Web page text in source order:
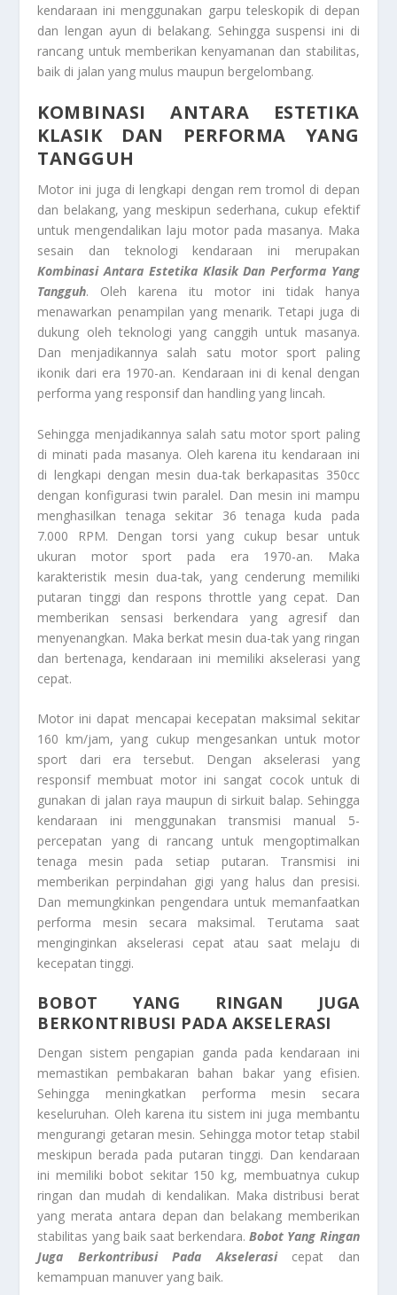
kendaraan ini menggunakan garpu teleskopik di depan
dan lengan ayun di belakang. Sehingga suspensi ini di
rancang untuk memberikan kenyamanan dan stabilitas,
baik di jalan yang mulus maupun bergelombang.
KOMBINASI ANTARA ESTETIKA
KLASIK DAN PERFORMA YANG
TANGGUH
Motor ini juga di lengkapi dengan rem tromol di depan
dan belakang, yang meskipun sederhana, cukup efektif
untuk mengendalikan laju motor pada masanya. Maka
sesain dan teknologi kendaraan ini merupakan
Kombinasi Antara Estetika Klasik Dan Performa Yang
Tangguh. Oleh karena itu motor ini tidak hanya
menawarkan penampilan yang menarik. Tetapi juga di
dukung oleh teknologi yang canggih untuk masanya.
Dan menjadikannya salah satu motor sport paling
ikonik dari era 1970-an. Kendaraan ini di kenal dengan
performa yang responsif dan handling yang lincah.
Sehingga menjadikannya salah satu motor sport paling
di minati pada masanya. Oleh karena itu kendaraan ini
di lengkapi dengan mesin dua-tak berkapasitas 350cc
dengan konfigurasi twin paralel. Dan mesin ini mampu
menghasilkan tenaga sekitar 36 tenaga kuda pada
7.000 RPM. Dengan torsi yang cukup besar untuk
ukuran motor sport pada era 1970-an. Maka
karakteristik mesin dua-tak, yang cenderung memiliki
putaran tinggi dan respons throttle yang cepat. Dan
memberikan sensasi berkendara yang agresif dan
menyenangkan. Maka berkat mesin dua-tak yang ringan
dan bertenaga, kendaraan ini memiliki akselerasi yang
cepat.
Motor ini dapat mencapai kecepatan maksimal sekitar
160 km/jam, yang cukup mengesankan untuk motor
sport dari era tersebut. Dengan akselerasi yang
responsif membuat motor ini sangat cocok untuk di
gunakan di jalan raya maupun di sirkuit balap. Sehingga
kendaraan ini menggunakan transmisi manual 5-
percepatan yang di rancang untuk mengoptimalkan
tenaga mesin pada setiap putaran. Transmisi ini
memberikan perpindahan gigi yang halus dan presisi.
Dan memungkinkan pengendara untuk memanfaatkan
performa mesin secara maksimal. Terutama saat
menginginkan akselerasi cepat atau saat melaju di
kecepatan tinggi.
BOBOT YANG RINGAN JUGA
BERKONTRIBUSI PADA AKSELERASI
Dengan sistem pengapian ganda pada kendaraan ini
memastikan pembakaran bahan bakar yang efisien.
Sehingga meningkatkan performa mesin secara
keseluruhan. Oleh karena itu sistem ini juga membantu
mengurangi getaran mesin. Sehingga motor tetap stabil
meskipun berada pada putaran tinggi. Dan kendaraan
ini memiliki bobot sekitar 150 kg, membuatnya cukup
ringan dan mudah di kendalikan. Maka distribusi berat
yang merata antara depan dan belakang memberikan
stabilitas yang baik saat berkendara.Bobot Yang Ringan
Juga Berkontribusi Pada Akselerasicepat dan
kemampuan manuver yang baik.